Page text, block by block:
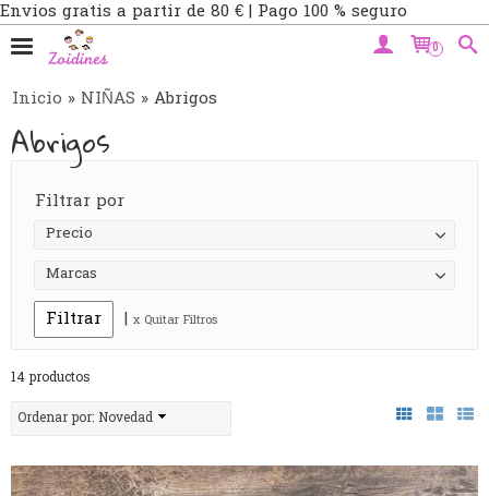
Envios gratis a partir de 80 € | Pago 100 % seguro
0
Inicio » NIÑAS » Abrigos
Abrigos
Filtrar por
Precio
Marcas
| x Quitar Filtros
14 productos
Ordenar por: Novedad